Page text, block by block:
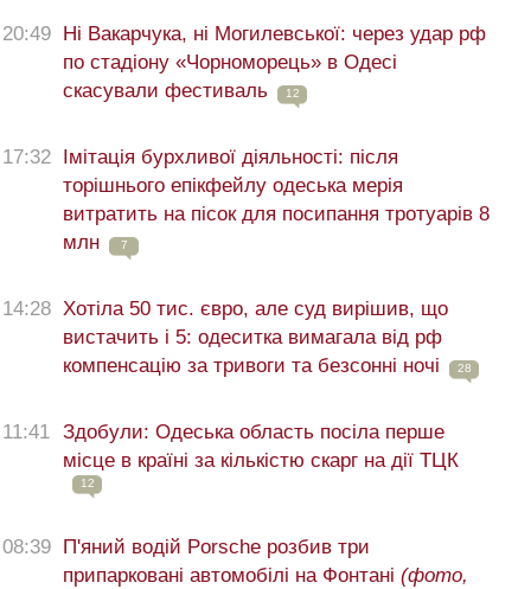
20:49 Ні Вакарчука, ні Могилевської: через удар рф
по стадіону «Чорноморець» в Одесі
скасували фестиваль
12
17:32 Імітація бурхливої діяльності: після
торішнього епікфейлу одеська мерія
витратить на пісок для посипання тротуарів 8
млн
7
14:28 Хотіла 50 тис. євро, але суд вирішив, що
вистачить і 5: одеситка вимагала від рф
компенсацію за тривоги та безсонні ночі
28
11:41
Здобули: Одеська область посіла перше
місце в країні за кількістю скарг на дії ТЦК
12
08:39 П'яний водій Porsche розбив три
припарковані автомобілі на Фонтані (фото,